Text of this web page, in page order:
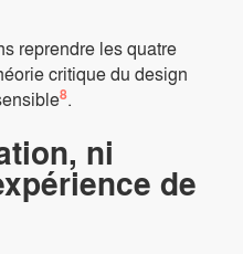
reprendre les quatre
critique du design
8.
ni
de